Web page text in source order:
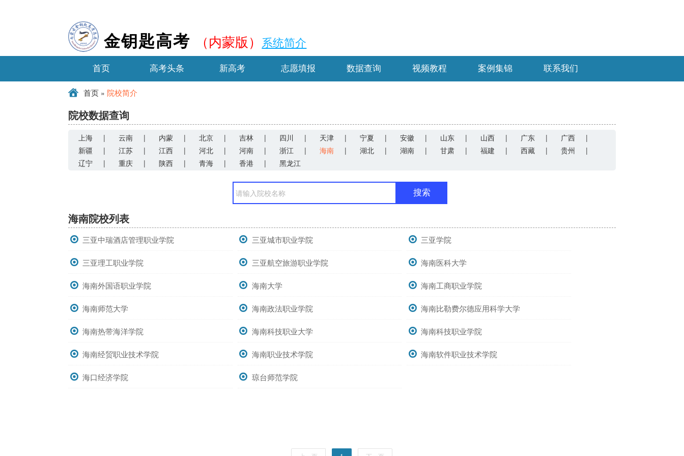
金钥匙高考 （内蒙版） 系统简介
首页 高考头条 新高考 志愿填报 数据查询 视频教程 案例集锦 联系我们
首页 »院校简介
院校数据查询
上海 | 云南 | 内蒙 | 北京 | 吉林 | 四川 | 天津 | 宁夏 | 安徽 | 山东 | 山西 | 广东 | 广西
|
新疆
| 江苏 | 江西 | 河北 | 河南 | 浙江 | 海南 | 湖北 | 湖南 | 甘肃 | 福建 | 西藏 | 贵州
|
辽宁
| 重庆 | 陕西 | 青海 | 香港 | 黑龙江
搜索
海南院校列表
三亚中瑞酒店管理职业学院 三亚城市职业学院 三亚学院
三亚理工职业学院 三亚航空旅游职业学院 海南医科大学
海南外国语职业学院 海南大学 海南工商职业学院
海南师范大学 海南政法职业学院 海南比勒费尔德应用科学大学
海南热带海洋学院 海南科技职业大学 海南科技职业学院
海南经贸职业技术学院 海南职业技术学院 海南软件职业技术学院
海口经济学院 琼台师范学院